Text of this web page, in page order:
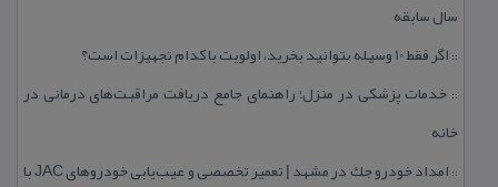
سال سابقه
:: اگر فقط 10 وسیله بتوانید بخرید، اولویت با كدام تجهیزات است؟
:: خدمات پزشكی در منزل؛ راهنمای جامع دریافت مراقبت‌های درمانی در
خانه
::
امداد خودرو جك در مشهد | تعمیر تخصصی و عیب‌یابی خودروهای JAC با